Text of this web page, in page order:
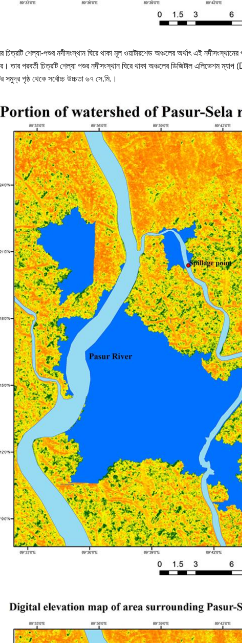
চিত্রটি শেল্যা-পশুর নদীসংস্থান ঘিরে থাকা মূল ওয়াটারশেড অঞ্চলের অর্থাৎ এই
তার পরবর্তী চিত্রটি শেল্যা পশুর নদীসংস্থান ঘিরে থাকা অঞ্চলের ডিজিটাল এলিভেশম
সমুদ্র পৃষ্ঠ থেকে সর্বোচ্চ উচ্চতা ৬৭ সে.মি.।